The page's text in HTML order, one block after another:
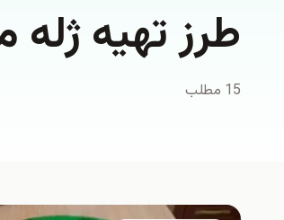
طرز تهيه
15 مطلب